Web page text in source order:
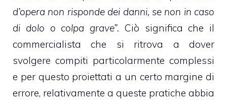
d’opera non risponde dei danni, se non in caso
di dolo o colpa grave”. Ciò significa che il
commercialista che si ritrova a dover
svolgere compiti particolarmente complessi
e per questo proiettati a un certo margine di
errore, relativamente a queste pratiche abbia